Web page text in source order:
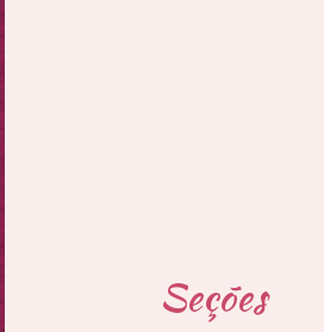
Seções